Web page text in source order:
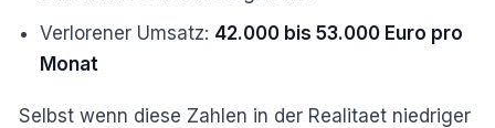
Verlorener Umsatz: 42.000 bis 53.000 Euro pro
Monat
Selbst wenn diese Zahlen in der Realitaet niedriger